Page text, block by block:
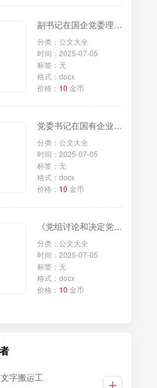
副书记在国企党委理论学习中心组专题学习《党组讨论和决定党员处分事项工作程序规定》研讨会上的发言
分类：公文大全
时间：2025-07-05
标签：无
格式：docx
价格： 10 金币
党委书记在国有企业理论学习中心组专题学习《党组讨论和决定党员处分事项工作程序规定》研讨会上的发言
分类：公文大全
时间：2025-07-05
标签：无
格式：docx
价格： 10 金币
《党组讨论和决定党员处分事项工作程序规定》学习研讨发言：深入贯彻程序规定，强化政法队伍纪律建设
分类：公文大全
时间：2025-07-05
标签：无
格式：docx
价格： 10 金币
文字搬运工